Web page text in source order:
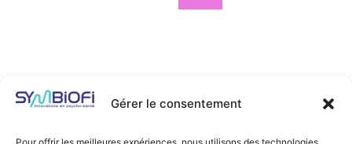
Gérer le consentementthéoriques, cliniques et
pratiques
approfondissements pour